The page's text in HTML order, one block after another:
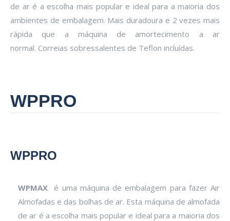
de ar é a escolha mais popular e ideal para a maioria dos
ambientes de embalagem. Mais duradoura e 2 vezes mais
rápida que a máquina de amortecimento a ar
normal. Correias sobressalentes de Teflon incluídas.
WPPRO
WPPRO
WPMAX é uma máquina de embalagem para fazer Air
Almofadas e das bolhas de ar. Esta máquina de almofada
de ar é a escolha mais popular e ideal para a maioria dos